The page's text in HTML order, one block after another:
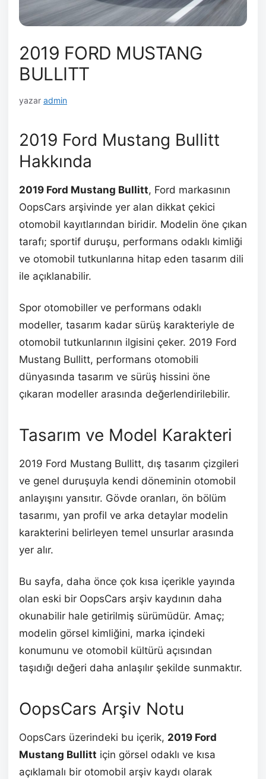
2019 FORD MUSTANG
BULLITT
yazar admin
2019 Ford Mustang Bullitt
Hakkında
2019 Ford Mustang Bullitt, Ford markasının
OopsCars arşivinde yer alan dikkat çekici
otomobil kayıtlarından biridir. Modelin öne çıkan
tarafı; sportif duruşu, performans odaklı kimliği
ve otomobil tutkunlarına hitap eden tasarım dili
ile açıklanabilir.
Spor otomobiller ve performans odaklı
modeller, tasarım kadar sürüş karakteriyle de
otomobil tutkunlarının ilgisini çeker. 2019 Ford
Mustang Bullitt, performans otomobili
dünyasında tasarım ve sürüş hissini öne
çıkaran modeller arasında değerlendirilebilir.
Tasarım ve Model Karakteri
2019 Ford Mustang Bullitt, dış tasarım çizgileri
ve genel duruşuyla kendi döneminin otomobil
anlayışını yansıtır. Gövde oranları, ön bölüm
tasarımı, yan profil ve arka detaylar modelin
karakterini belirleyen temel unsurlar arasında
yer alır.
Bu sayfa, daha önce çok kısa içerikle yayında
olan eski bir OopsCars arşiv kaydının daha
okunabilir hale getirilmiş sürümüdür. Amaç;
modelin görsel kimliğini, marka içindeki
konumunu ve otomobil kültürü açısından
taşıdığı değeri daha anlaşılır şekilde sunmaktır.
OopsCars Arşiv Notu
OopsCars üzerindeki bu içerik, 2019 Ford
Mustang Bullitt için görsel odaklı ve kısa
açıklamalı bir otomobil arşiv kaydı olarak